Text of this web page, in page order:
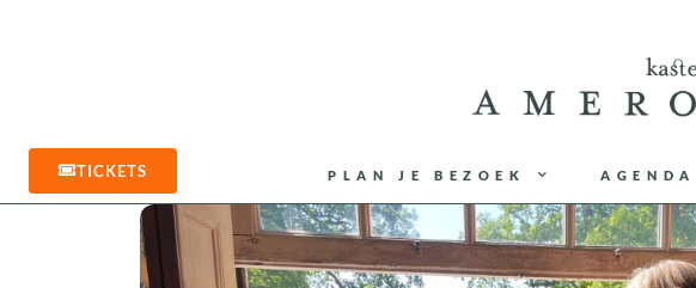
TICKETS PLAN JE BEZOEK AGENDA